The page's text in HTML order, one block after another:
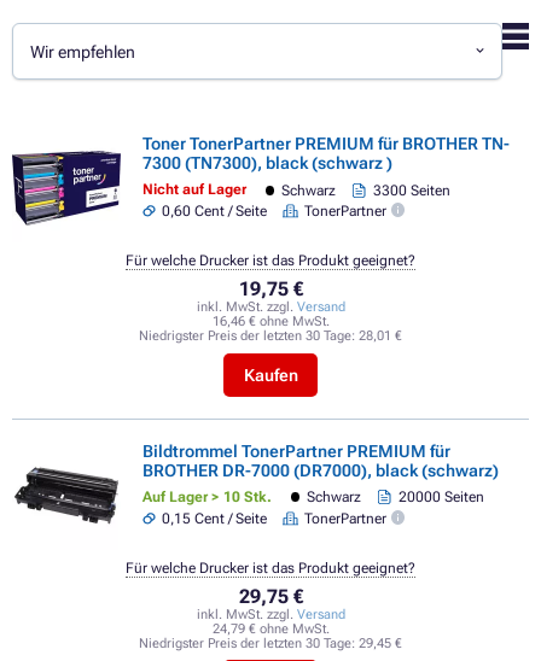
Wir empfehlen
Toner TonerPartner PREMIUM für BROTHER TN-
7300 (TN7300), black (schwarz )
Nicht auf Lager Schwarz
3300 Seiten
0,60 Cent / Seite
TonerPartner
19,75 €
inkl. MwSt. zzgl. Versand
16,46 € ohne MwSt.
Niedrigster Preis der letzten 30 Tage: 28,01 €
Kaufen
Für welche Drucker ist das Produkt geeignet?
Bildtrommel TonerPartner PREMIUM für
BROTHER DR-7000 (DR7000), black (schwarz)
Auf Lager > 10 Stk. Schwarz
20000 Seiten
0,15 Cent / Seite
TonerPartner
29,75 €
inkl. MwSt. zzgl. Versand
24,79 € ohne MwSt.
Niedrigster Preis der letzten 30 Tage: 29,45 €
Für welche Drucker ist das Produkt geeignet?